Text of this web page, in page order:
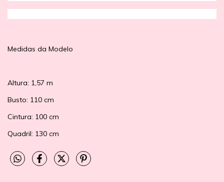
Medidas da Modelo
Altura: 1,57 m
Busto: 110 cm
Cintura: 100 cm
Quadril: 130 cm